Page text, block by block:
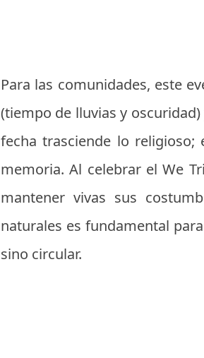
Para las comunidades, este
(tiempo de lluvias y
fecha trasciende lo
memoria. Al celebrar el We
mantener vivas sus
naturales es fundamental
sino circular.